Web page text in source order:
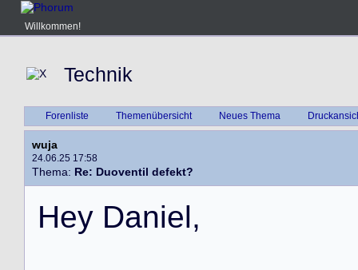
Willkommen!
Technik
Forenliste Themenübersicht Neues Thema
wuja
24.06.25 17:58
Thema: Re: Duoventil defekt?
Hey Daniel,